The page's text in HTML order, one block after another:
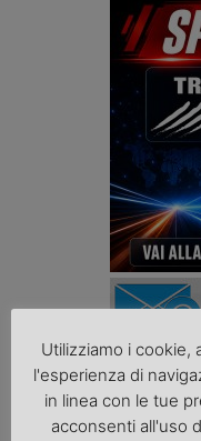
Utilizziamo i cookie,
l'esperienza di
in linea con le tue
acconsenti all'uso